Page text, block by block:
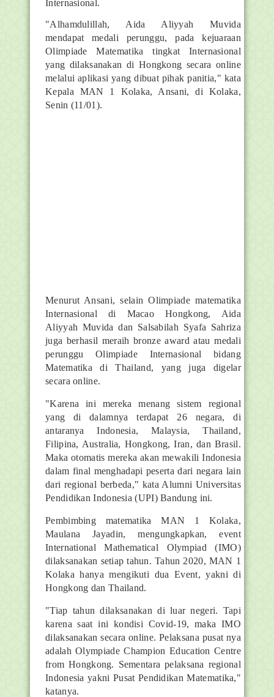
Internasional.
"Alhamdulillah, Aida Aliyyah Muvida
mendapat medali perunggu, pada kejuaraan
Olimpiade Matematika tingkat Internasional
yang dilaksanakan di Hongkong secara online
melalui aplikasi yang dibuat pihak panitia," kata
Kepala MAN 1 Kolaka, Ansani, di Kolaka,
Senin (11/01).
Menurut Ansani, selain Olimpiade matematika
Internasional di Macao Hongkong, Aida
Aliyyah Muvida dan Salsabilah Syafa Sahriza
juga berhasil meraih bronze award atau medali
perunggu Olimpiade Internasional bidang
Matematika di Thailand, yang juga digelar
secara online.
"Karena ini mereka menang sistem regional
yang di dalamnya terdapat 26 negara, di
antaranya Indonesia, Malaysia, Thailand,
Filipina, Australia, Hongkong, Iran, dan Brasil.
Maka otomatis mereka akan mewakili Indonesia
dalam final menghadapi peserta dari negara lain
dari regional berbeda," kata Alumni Universitas
Pendidikan Indonesia (UPI) Bandung ini.
Pembimbing matematika MAN 1 Kolaka,
Maulana Jayadin, mengungkapkan, event
International Mathematical Olympiad (IMO)
dilaksanakan setiap tahun. Tahun 2020, MAN 1
Kolaka hanya mengikuti dua Event, yakni di
Hongkong dan Thailand.
"Tiap tahun dilaksanakan di luar negeri. Tapi
karena saat ini kondisi Covid-19, maka IMO
dilaksanakan secara online. Pelaksana pusat nya
adalah Olympiade Champion Education Centre
from Hongkong. Sementara pelaksana regional
Indonesia yakni Pusat Pendidikan Matematika,"
katanya.